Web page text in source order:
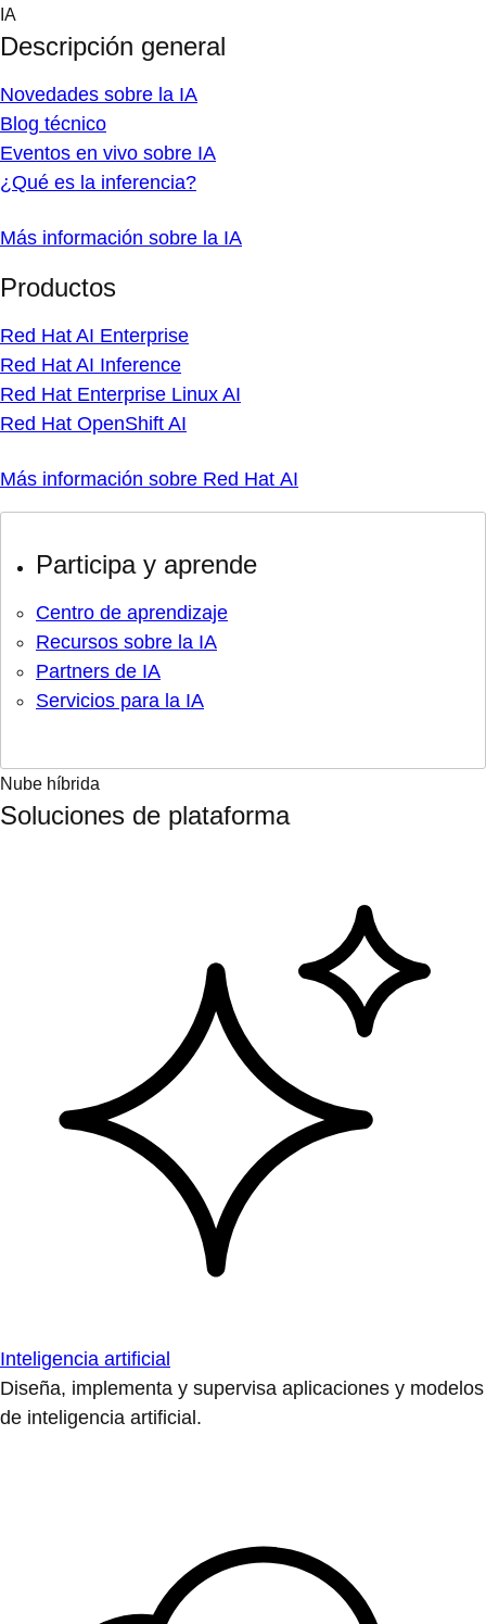
Skip
content
IA
Descripción general
Novedades sobre la IA
Blog técnico
Eventos en vivo sobre IA
¿Qué es la inferencia?
Más información sobre la IA
Productos
Red Hat AI Enterprise
Red Hat AI Inference
Red Hat Enterprise Linux AI
Red Hat OpenShift AI
Más información sobre Red Hat AI
Participa y aprende
Centro de aprendizaje
Recursos sobre la IA
Partners de IA
Servicios para la IA
Nube híbrida
Soluciones de plataforma
Inteligencia artificial
Diseña, implementa y supervisa aplicaciones y modelos
de inteligencia artificial.